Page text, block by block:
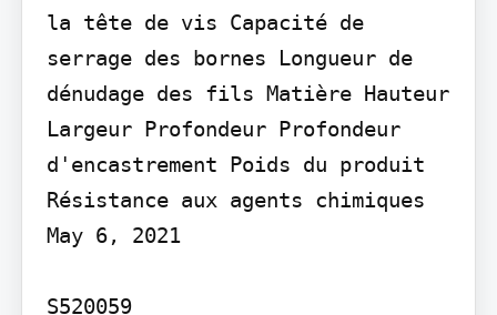
la tête de vis Capacité de
serrage des bornes Longueur de
dénudage des fils Matière Hauteur
Largeur Profondeur Profondeur
d'encastrement Poids du produit
Résistance aux agents chimiques
May 6, 2021
S520059